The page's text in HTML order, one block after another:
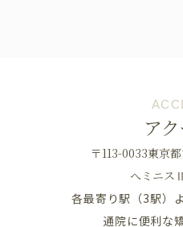
ア
〒113-0033東京
へミニス
各最寄り駅（3駅）
通院に便利な